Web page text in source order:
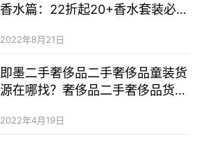
香水篇：22折起20+香水套装必
2022年8月21日
即墨二手奢侈品二手奢侈品童装货
源在哪找？奢侈品二手奢侈品货
2022年4月19日